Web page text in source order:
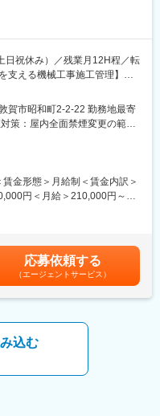
日祝）、残業月平均12時間。
仕事と私生活の両立を図りや
族手当、退職金制度、対象者
輩社員や上司と業務を進めな
4名を含む総勢40名。相談や
る体制です。
められます。同社は原子力施
え、廃止措置や高経年化技術
蓄積してきた技術基盤のも
ジニアリング、システムイン
ディングの3事業を展開。安定
」と捉え、研修や資格取得を
日祝休み）／残業月12H程／転
支える機械工事施工管理】
設置する工事が、安全かつ計
す。
注者や施工会社、社内メンバ
質を確認します。年間休日
管理経験を生かしながら働き
、連絡調整
事項の共有
おり進んでいるかの確認
類作成
日祝）、残業月平均12時間。
仕事と私生活を両立しやすい
賀市昭和町2-2-22 勤務地最寄
策：屋内全面禁煙変更の範
金形態＞月給制＜賃金内訳＞
円＜月給＞210,000円～
する可能性があります。月給
応募依頼する
（エージェントサービス）
込む